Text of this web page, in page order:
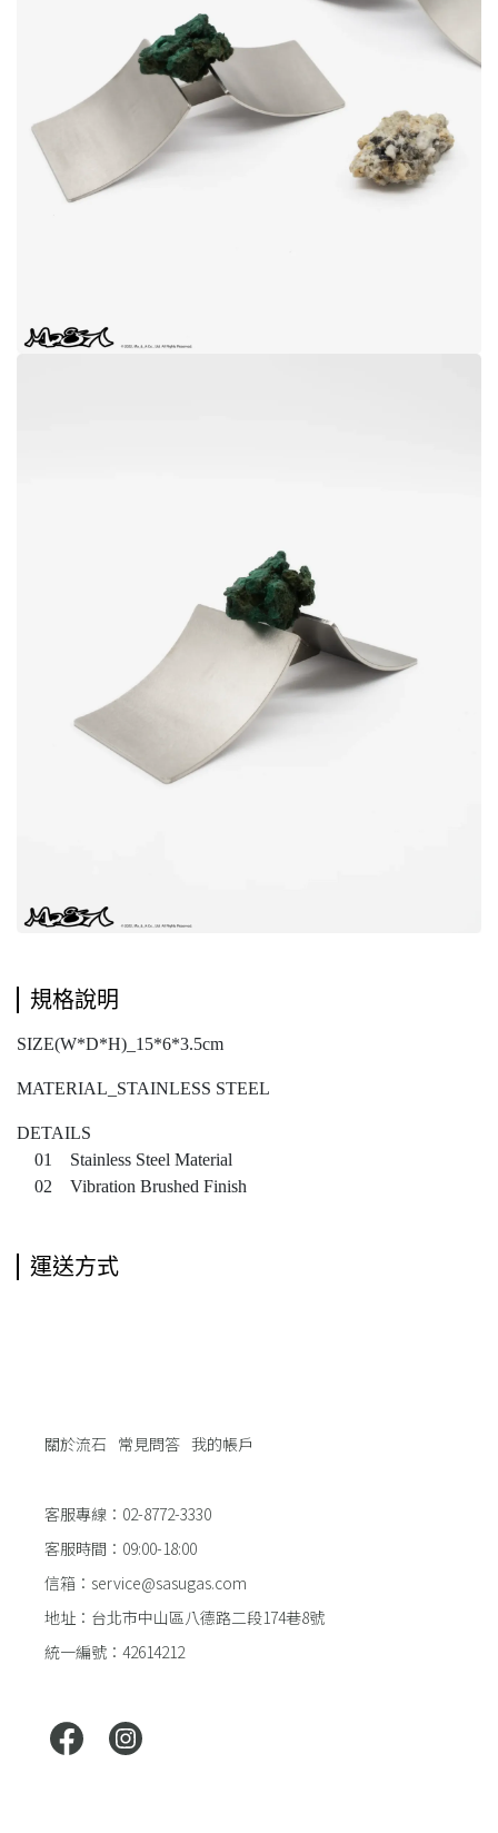
規格說明
SIZE(W*D*H)_15*6*3.5cm
MATERIAL_STAINLESS STEEL
DETAILS
01 Stainless Steel Material
02 Vibration Brushed Finish
運送方式
關於流石 常見問答 我的帳戶
客服專線：02-8772-3330
客服時間：09:00-18:00
信箱：service@sasugas.com
地址：台北市中山區八德路二段174巷8號
統一編號：42614212